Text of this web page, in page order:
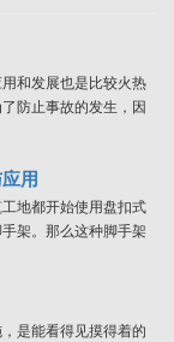
和发展也是比较火热
防止事故的发生，因
用
地都开始使用盘扣式
架。那么这种脚手架
是能看得见摸得着的